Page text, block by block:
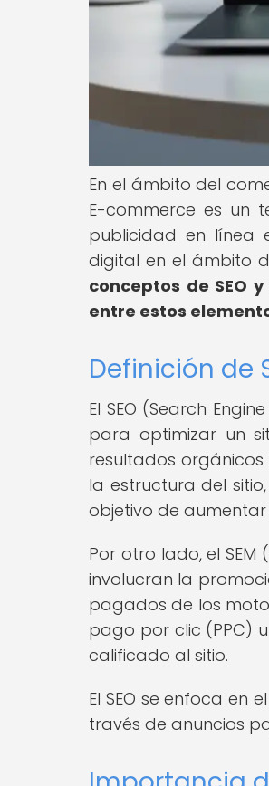
En el ámbito del
E-commerce es un
publicidad en línea
digital en el ámbito
conceptos de SEO
entre estos
Definición de
El SEO (Search
para optimizar un
resultados
la estructura del
objetivo de
Por otro lado, el
involucran la
pagados de los
pago por clic (PPC)
calificado al sitio.
El SEO se enfoca en
través de anuncios